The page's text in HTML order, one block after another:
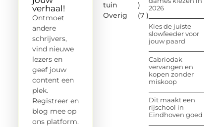
tuin
)
Overig
(7 )
2026
Kies de juiste
slowfeeder voor
jouw paard
Cabriodak
vervangen en
kopen zonder
miskoop
Dit maakt een
rijschool in
Eindhoven goed
verhaal!
Ontmoet
andere
schrijvers,
vind nieuwe
lezers en
geef jouw
content een
plek.
Registreer en
blog mee op
ons platform.